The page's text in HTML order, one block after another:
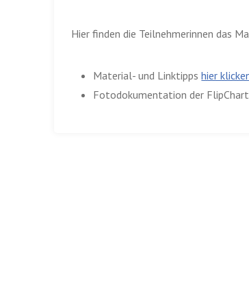
Hier finden die Teilnehmerinnen das
Material- und Linktippshier
Fotodokumentation der